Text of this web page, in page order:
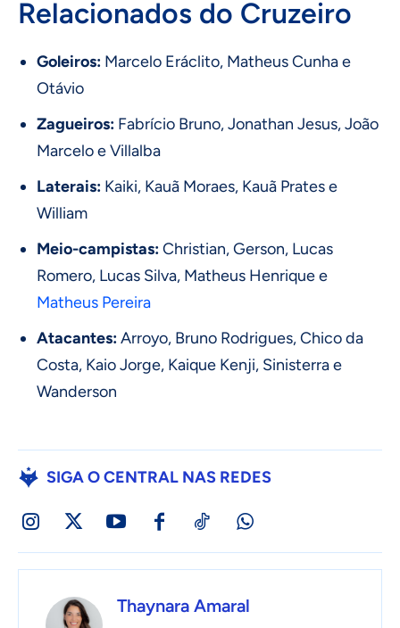
Relacionados do Cruzeiro
Goleiros: Marcelo Eráclito, Matheus Cunha e
Otávio
Zagueiros: Fabrício Bruno, Jonathan Jesus, João
Marcelo e Villalba
Laterais: Kaiki, Kauã Moraes, Kauã Prates e
William
Meio-campistas:Christian, Gerson, Lucas
Romero, Lucas Silva, Matheus Henrique e
Matheus Pereira
Atacantes:Arroyo, Bruno Rodrigues, Chico da
Costa, Kaio Jorge, Kaique Kenji, Sinisterra e
Wanderson
SIGA O CENTRAL NAS REDES
Thaynara Amaral